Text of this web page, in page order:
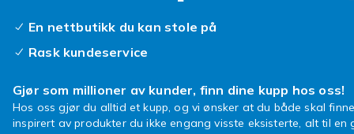
Hos Fyndiq
merker til
En nettbutikk du kan stole på
Rask kundeservice
Gjør som millioner av kunder, finn dine kupp hos oss!
Hos oss gjør du alltid et kupp, og vi ønsker at du både skal
inspirert av produkter du ikke engang visste eksisterte, alt til en